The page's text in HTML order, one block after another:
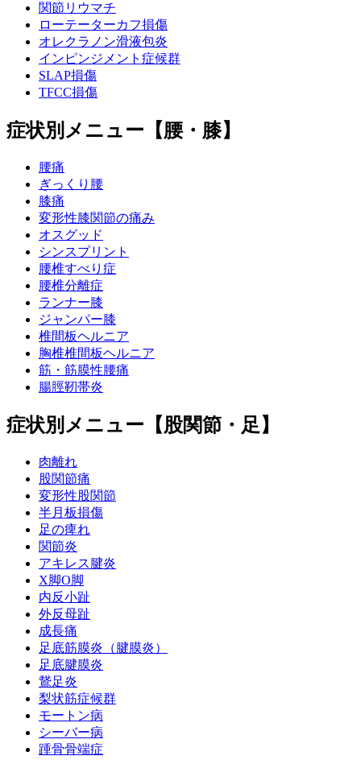
関節リウマチ
ローテーターカフ損傷
オレクラノン滑液包炎
インピンジメント症候群
SLAP損傷
TFCC損傷
症状別メニュー【腰・膝】
腰痛
ぎっくり腰
膝痛
変形性膝関節の痛み
オスグッド
シンスプリント
腰椎すべり症
腰椎分離症
ランナー膝
ジャンパー膝
椎間板ヘルニア
胸椎椎間板ヘルニア
筋・筋膜性腰痛
腸脛靭帯炎
症状別メニュー【股関節・足】
肉離れ
股関節痛
変形性股関節
半月板損傷
足の痺れ
関節炎
アキレス腱炎
X脚O脚
内反小趾
外反母趾
成長痛
足底筋膜炎（腱膜炎）
足底腱膜炎
鵞足炎
梨状筋症候群
モートン病
シーバー病
踵骨骨端症